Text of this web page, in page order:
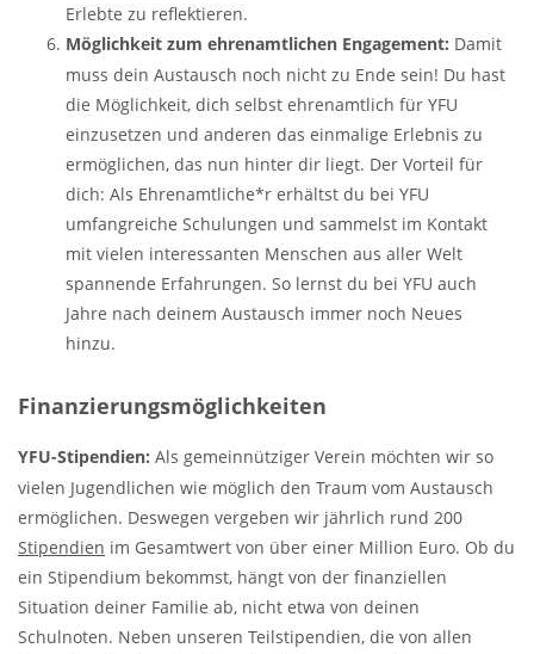
Erlebte zu reflektieren.
Möglichkeit zum ehrenamtlichen Engagement: Damit
muss dein Austausch noch nicht zu Ende sein! Du hast
die Möglichkeit, dich selbst ehrenamtlich für YFU
einzusetzen und anderen das einmalige Erlebnis zu
ermöglichen, das nun hinter dir liegt. Der Vorteil für
dich: Als Ehrenamtliche*r erhältst du bei YFU
umfangreiche Schulungen und sammelst im Kontakt
mit vielen interessanten Menschen aus aller Welt
spannende Erfahrungen. So lernst du bei YFU auch
Jahre nach deinem Austausch immer noch Neues
hinzu.
Finanzierungsmöglichkeiten
YFU-Stipendien: Als gemeinnütziger Verein möchten wir so
vielen Jugendlichen wie möglich den Traum vom Austausch
ermöglichen. Deswegen vergeben wir jährlich rund 200
Stipendien im Gesamtwert von über einer Million Euro. Ob du
ein Stipendium bekommst, hängt von der finanziellen
Situation deiner Familie ab, nicht etwa von deinen
Schulnoten. Neben unseren Teilstipendien, die von allen